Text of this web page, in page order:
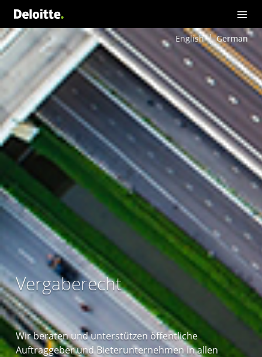
English German
Vergaberecht
Wir beraten und unterstützen öffentliche
Auftraggeber und Bieterunternehmen in allen